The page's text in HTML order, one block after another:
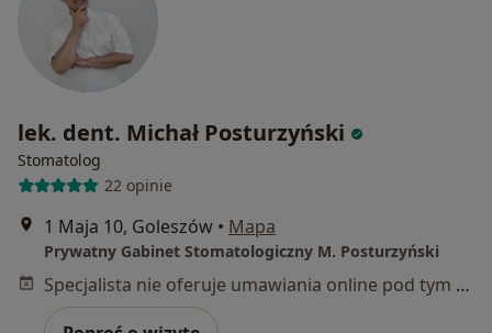
lek. dent. Michał Posturzyński
Stomatolog
22 opinie
1 Maja 10, Goleszów • Mapa
Prywatny Gabinet Stomatologiczny M. Posturzyński
Specjalista nie oferuje umawiania online pod tym adresem.